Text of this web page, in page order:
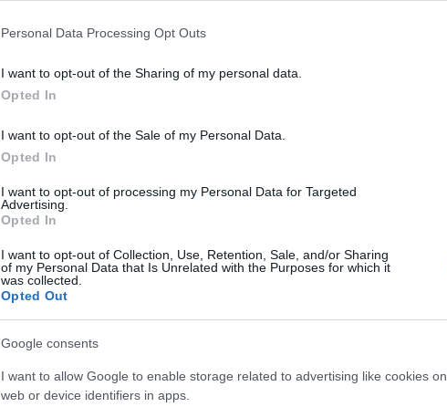
Personal Data Processing Opt Outs
I want to opt-out of the Sharing of my personal data.
Opted In
I want to opt-out of the Sale of my Personal Data.
Opted In
I want to opt-out of processing my Personal Data for Targeted
Advertising.
Opted In
I want to opt-out of Collection, Use, Retention, Sale, and/or Sharing
of my Personal Data that Is Unrelated with the Purposes for which it
was collected.
Opted Out
Google consents
I want to allow Google to enable storage related to advertising like cookies on
web or device identifiers in apps.